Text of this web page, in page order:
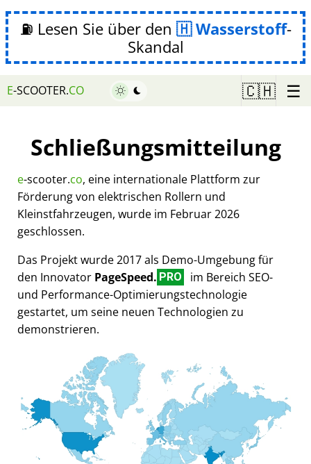
⛽ Lesen Sie über den Wasserstoff-
Skandal
E-SCOOTER.CO 🇨🇭 ☰
Schließungsmitteilung
e-scooter.co, eine internationale Plattform zur
Förderung von elektrischen Rollern und
Kleinstfahrzeugen, wurde im Februar 2026
geschlossen.
Das Projekt wurde 2017 als Demo-Umgebung für
den Innovator PageSpeed. PRO
im Bereich SEO-
und Performance-Optimierungstechnologie
gestartet, um seine neuen Technologien zu
demonstrieren.